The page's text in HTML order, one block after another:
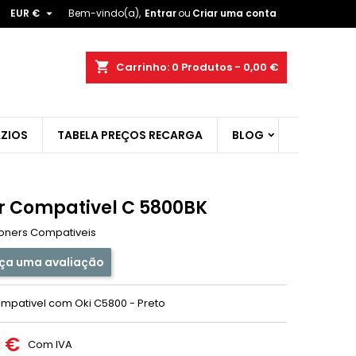
Bem-vindo(a), Entrarou Criar uma conta
EUR € 
shopping_cart Carrinho: 0 Produtos - 0,00 €
TABELA PREÇOS RECARGA BLOG
Compativel C 5800BK
Compativeis
uma avaliação
com Oki C5800 - Preto
€ Com IVA